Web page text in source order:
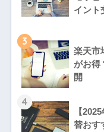
イント
3
楽天市
がお得
開
4
【
替おす